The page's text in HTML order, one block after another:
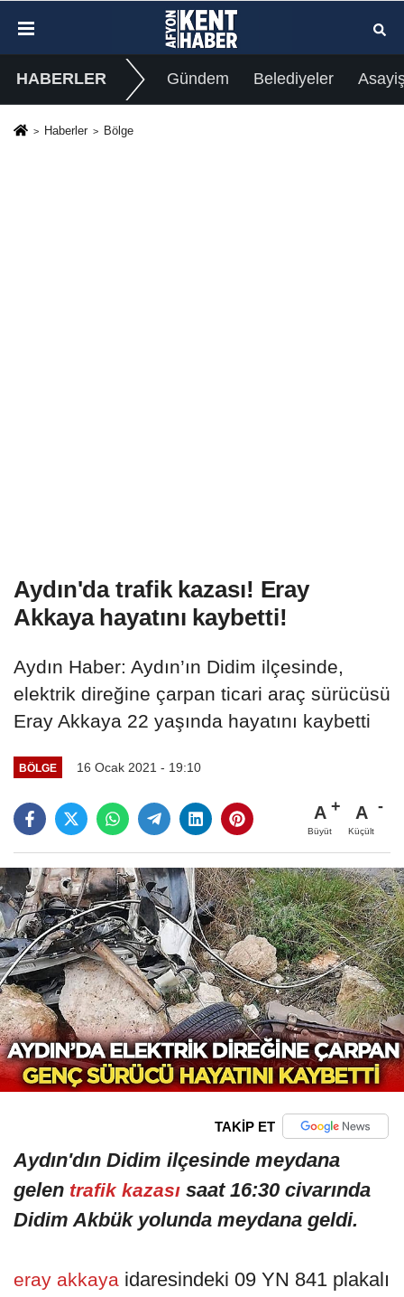
HABERLER Gündem Belediyeler
Haberler Bölge
Aydın'da trafik kazası! Eray
Akkaya hayatını kaybetti!
Aydın Haber: Aydın’ın Didim ilçesinde,
elektrik direğine çarpan ticari araç sürücüsü
Eray Akkaya 22 yaşında hayatını kaybetti
BÖLGE 16 Ocak 2021 - 19:10
A
Büyüt
A
Küçült
TAKİP ET
Aydın'dın Didim ilçesinde meydana
gelen trafik kazası saat 16:30 civarında
Didim Akbük yolunda meydana geldi.
eray akkaya idaresindeki 09 YN 841 plakalı